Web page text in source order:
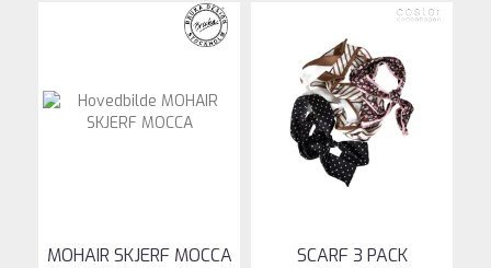
MOHAIR SKJERF MOCCA SCARF 3 PACK